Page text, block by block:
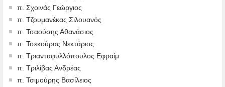
π. Σχοινάς Γεώργιος
π. Τζουμανέκας Σιλουανός
π. Τσαούσης Αθανάσιος
π. Τσεκούρας Νεκτάριος
π. Τριανταφυλλόπουλος Εφραίμ
π. Τριλίβας Ανδρέας
π. Τσιμούρης Βασίλειος